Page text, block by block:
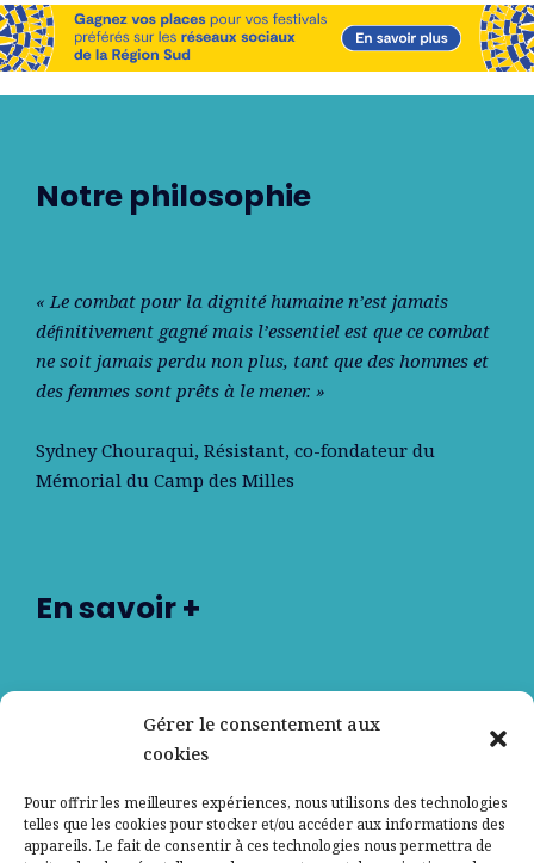
Gérer le consentement aux
cookies
Pour offrir les meilleures expériences, nous utilisons des technologies
telles que les cookies pour stocker et/ou accéder aux informations des
appareils. Le fait de consentir à ces technologies nous permettra de
Notre philosophie
« Le combat pour la dignité humaine n’est jamais
déﬁnitivement gagné mais l’essentiel est que ce combat
ne soit jamais perdu non plus, tant que des hommes et
des femmes sont prêts à le mener. »
Sydney Chouraqui, Résistant, co-fondateur du
Mémorial du Camp des Milles
En savoir +
Contactez-nous